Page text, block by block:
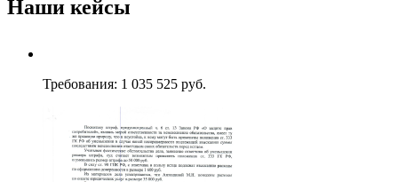
Наши кейсы
Требования: 1 035 525 руб.